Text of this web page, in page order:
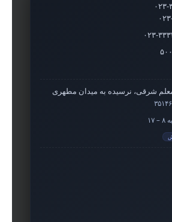
(۲۱)
۸۱
معلم شرقی، نرسیده به میدان مطهری